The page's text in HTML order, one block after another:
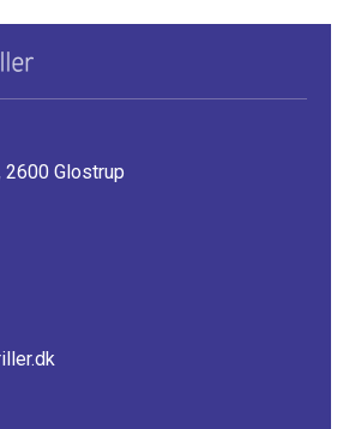
Glostrup